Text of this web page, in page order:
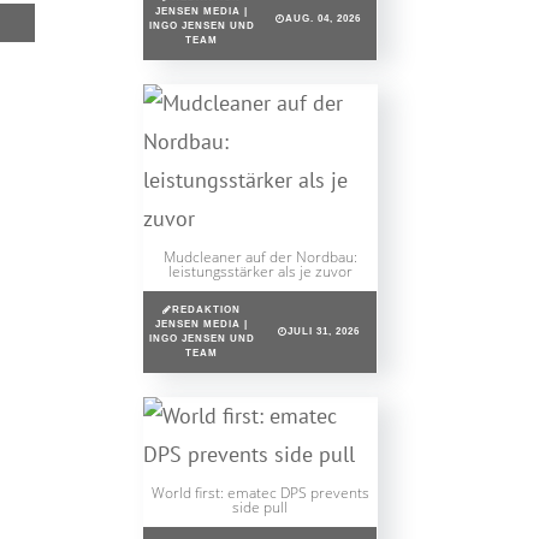
JENSEN MEDIA |
INGO JENSEN UND
TEAM
AUG. 04, 2026
Mudcleaner auf der Nordbau:
leistungsstärker als je zuvor
REDAKTION
JENSEN MEDIA |
INGO JENSEN UND
TEAM
JULI 31, 2026
World first: ematec DPS prevents
side pull